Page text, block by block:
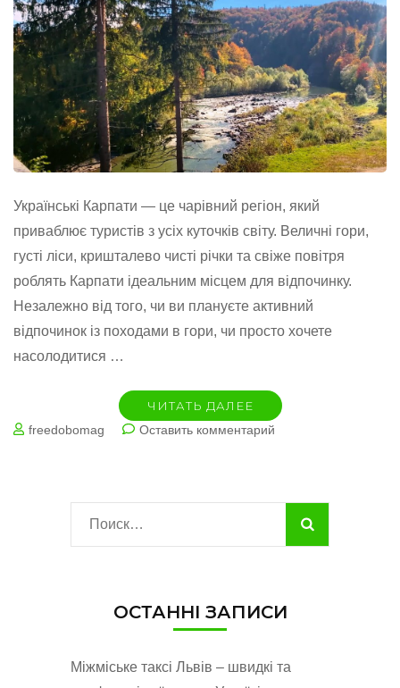
Українські Карпати — це чарівний регіон, який
приваблює туристів з усіх куточків світу. Величні гори,
густі ліси, кришталево чисті річки та свіже повітря
роблять Карпати ідеальним місцем для відпочинку.
Незалежно від того, чи ви плануєте активний
відпочинок із походами в гори, чи просто хочете
насолодитися …
ЧИТАТЬ ДАЛЕЕ
freedobomag
Оставить комментарий
Карпатах:
Ідеальний
Гір
Найти:
ОСТАННІ ЗАПИСИ
Міжміське таксі Львів – швидкі та